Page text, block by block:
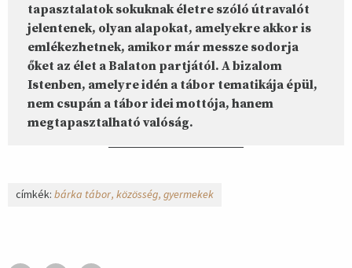
tapasztalatok sokuknak életre szóló útravalót
jelentenek, olyan alapokat, amelyekre akkor is
emlékezhetnek, amikor már messze sodorja
őket az élet a Balaton partjától. A bizalom
Istenben, amelyre idén a tábor tematikája épül,
nem csupán a tábor idei mottója, hanem
megtapasztalható valóság.
címkék: bárka tábor közösség gyermekek